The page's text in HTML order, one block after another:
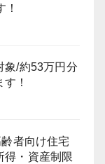
象/約53万円分
！
者向け住宅
得・資産制限